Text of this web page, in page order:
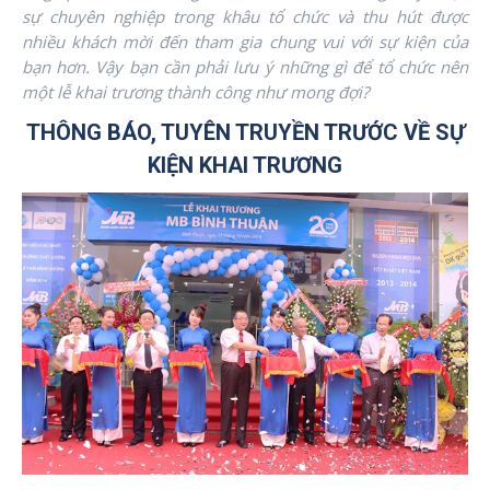
sự chuyên nghiệp trong khâu tổ chức và thu hút được
nhiều khách mời đến tham gia chung vui với sự kiện của
bạn hơn. Vậy bạn cần phải lưu ý những gì để tổ chức nên
một lễ khai trương thành công như mong đợi?
THÔNG BÁO, TUYÊN TRUYỀN TRƯỚC VỀ SỰ
KIỆN KHAI TRƯƠNG